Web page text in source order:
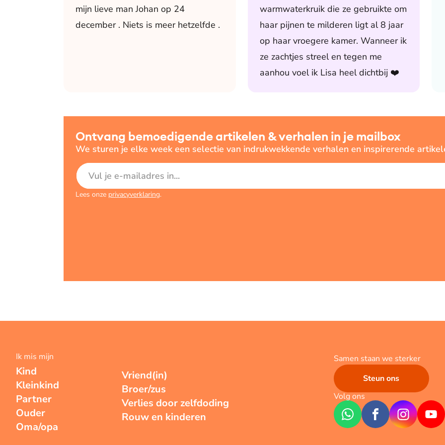
mijn lieve man Johan op 24
december . Niets is meer hetzelfde .
warmwaterkruik die ze gebruikte om
haar pijnen te milderen ligt al 8 jaar
op haar vroegere kamer. Wanneer ik
ze zachtjes streel en tegen me
aanhou voel ik Lisa heel dichtbij ❤️
Ontvang bemoedigende artikelen & verhalen in je mailbox
We sturen je elke week een selectie van indrukwekkende verhalen en inspirerende
E-mailadres
Lees onze privacyverklaring.
Ik mis mijn
Kind
Kleinkind
Partner
Ouder
Oma/opa
Vriend(in)
Broer/zus
Verlies door zelfdoding
Rouw en kinderen
Samen staan we sterker
Steun ons
Volg ons